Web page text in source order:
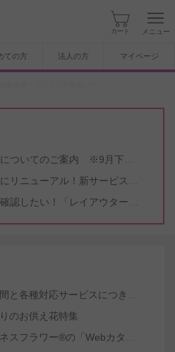
カート メニュー
ての方 法人の方 マイページ
のお供え花特集